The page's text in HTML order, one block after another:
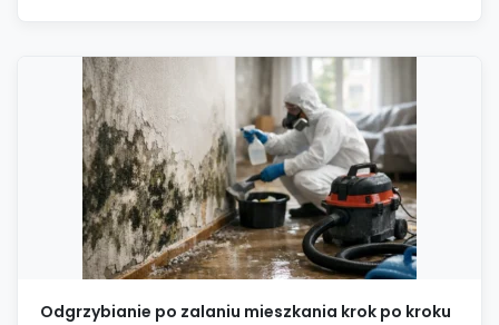
Odgrzybianie po zalaniu mieszkania krok po kroku